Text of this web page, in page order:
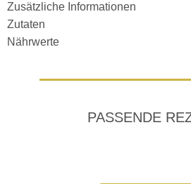
Zusätzliche Informationen
Zutaten
Nährwerte
PASSENDE